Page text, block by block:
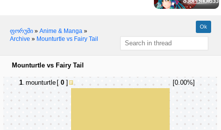
ფორუმი » Anime & Manga »
Archive » Mounturtle vs Fairy Tail
Mounturtle vs Fairy Tail
1. mounturtle [0] [0.00%]